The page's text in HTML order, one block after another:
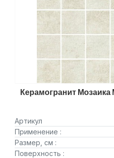
Керамогранит
Артикул
Применение :
Размер, см :
Поверхность :